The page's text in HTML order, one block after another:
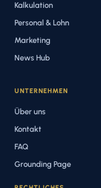
Kalkulation
Personal & Lohn
Marketing
News Hub
UNTERNEHMEN
Über uns
Kontakt
FAQ
Grounding Page